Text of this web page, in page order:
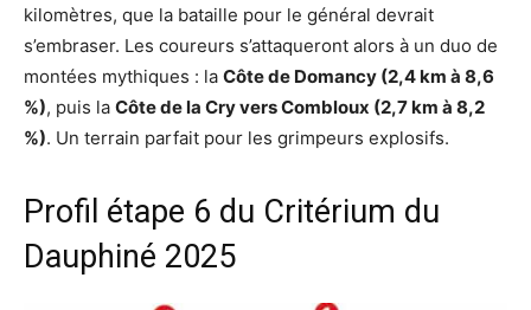
kilomètres, que la bataille pour le général devrait
s’embraser. Les coureurs s’attaqueront alors à un duo de
montées mythiques : la Côte de Domancy (2,4 km à 8,6
%), puis la Côte de la Cry vers Combloux (2,7 km à 8,2
%). Un terrain parfait pour les grimpeurs explosifs.
Profil étape 6 du Critérium du
Dauphiné 2025